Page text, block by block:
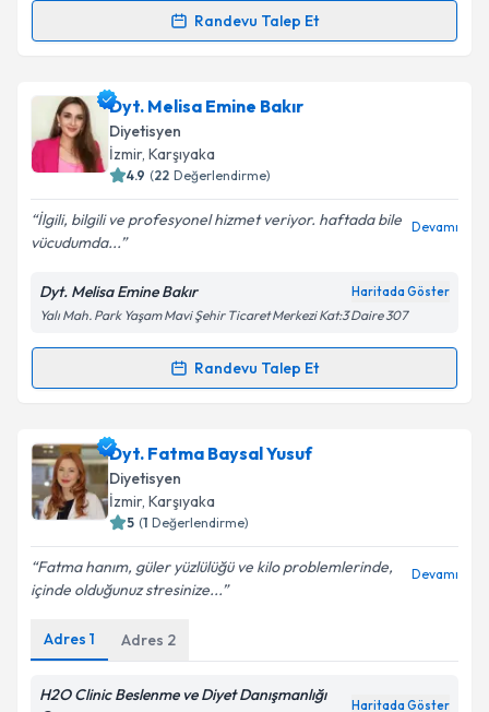
Randevu Talep Et
Randevu Takvimi Talebi
Dyt. Serez Tuğçe Uysaliçin randevu takvimi talebi
oluşturun. Size bu uzmandan randevu almanız için bir
takvim hazırlandığında e-posta ile bilgilendireceğiz.
Kişisel verilerimin işlenmesine ilişkin
Aydınlatma
Metni'ni okudum ve kişisel verilerimin belirtilen
kapsamda işlenmesini kabul ediyorum.
Dyt. Melisa Emine Bakır
Diyetisyen
İzmir, Karşıyaka
4.9 (22 Değerlendirme)
İlgili, bilgili ve profesyonel hizmet veriyor. haftada bile
vücudumda...
Devamı
Dyt. Melisa Emine Bakır Haritada Göster
Yalı Mah. Park Yaşam Mavi Şehir Ticaret Merkezi Kat:3 Daire 307
Randevu Talep Et
Randevu Takvimi Talebi
Dyt. Melisa Emine Bakıriçin randevu takvimi talebi
oluşturun. Size bu uzmandan randevu almanız için bir
takvim hazırlandığında e-posta ile bilgilendireceğiz.
Kişisel verilerimin işlenmesine ilişkin
Metni'ni okudum ve kişisel verilerimin belirtilen
kapsamda işlenmesini kabul ediyorum.
Dyt. Fatma Baysal Yusuf
Diyetisyen
İzmir, Karşıyaka
5 (1 Değerlendirme)
Fatma hanım, güler yüzlülüğü ve kilo problemlerinde,
içinde olduğunuz stresinize...
Devamı
Adres 1 Adres 2
H2O Clinic Beslenme ve Diyet Danışmanlığı
Haritada Göster